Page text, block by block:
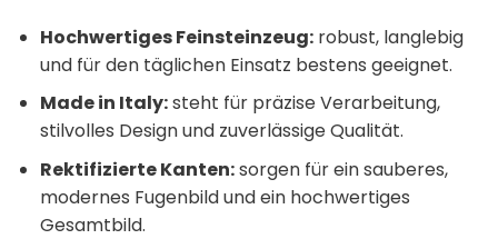
Hochwertiges Feinsteinzeug:robust, langlebig
und für den täglichen Einsatz bestens geeignet.
Made in Italy:steht für präzise Verarbeitung,
stilvolles Design und zuverlässige Qualität.
Rektifizierte Kanten:sorgen für ein sauberes,
modernes Fugenbild und ein hochwertiges
Gesamtbild.